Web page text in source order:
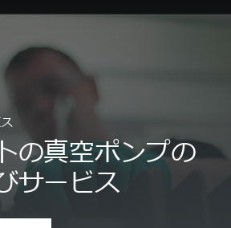
の真空ポンプの
サービス